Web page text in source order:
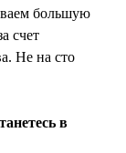
большую
счет
Не на сто
в